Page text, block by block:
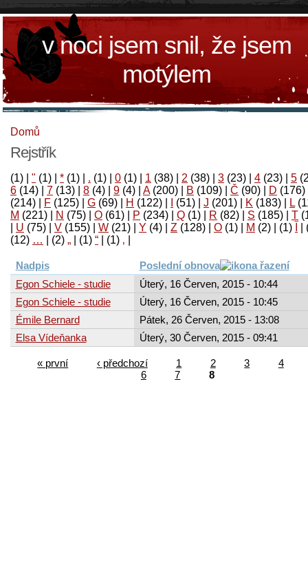
v noci jsem snil, že jsem
motýlem
Domů
Rejstřík
(1) " (1) * (1) . (1) 0 (1) 1 (38) 2 (38) 3 (23) 4 (23) 5
6 (14) 7 (13) 8 (4) 9 (4) A(200) B (109) Č (90) D (176)
(214)
F (125) G (69) H (122) (51) J (201) K (183) L
M (221) N (75) O (61) P (234) Q (1) R (82) S (185) T
U (75) V (155) W (21) Y (4) Z (128) Ο (1) М (2)
(1)
‚
(1)
“
(1)
„
(2)
…
(12)
Nadpis
Poslední obnova
Egon Schiele - studie
Úterý, 16 Červen, 2015 - 10:44
Egon Schiele - studie
Úterý, 16 Červen, 2015 - 10:45
Émile Bernard
Pátek, 26 Červen, 2015 - 13:08
Elsa Vídeňanka
Úterý, 30 Červen, 2015 - 09:41
« první ‹ předchozí 1 2 3
4
6
7 8